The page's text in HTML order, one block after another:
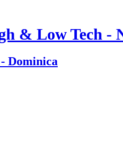
& Low Tech -
Dominica